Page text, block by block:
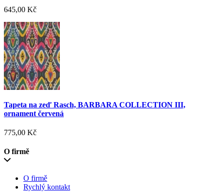
645,00 Kč
Tapeta na zeď Rasch, BARBARA COLLECTION III,
ornament červená
775,00 Kč
O firmě
O firmě
Rychlý kontakt